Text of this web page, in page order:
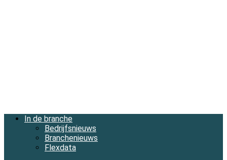
In de branche
Bedrijfsnieuws
Branchenieuws
Flexdata